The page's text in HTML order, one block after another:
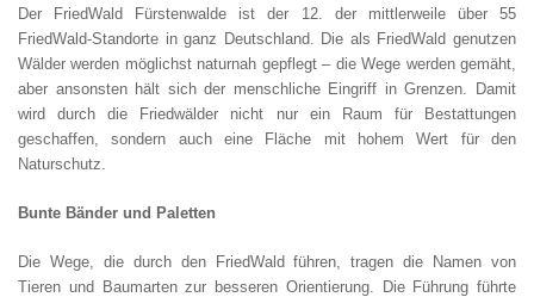
Der FriedWald Fürstenwalde ist der 12. der mittlerweile über 55
FriedWald-Standorte in ganz Deutschland. Die als FriedWald genutzen
Wälder werden möglichst naturnah gepflegt – die Wege werden gemäht,
aber ansonsten hält sich der menschliche Eingriff in Grenzen. Damit
wird durch die Friedwälder nicht nur ein Raum für Bestattungen
geschaffen, sondern auch eine Fläche mit hohem Wert für den
Naturschutz.
Bunte Bänder und Paletten
Die Wege, die durch den FriedWald führen, tragen die Namen von
Tieren und Baumarten zur besseren Orientierung. Die Führung führte